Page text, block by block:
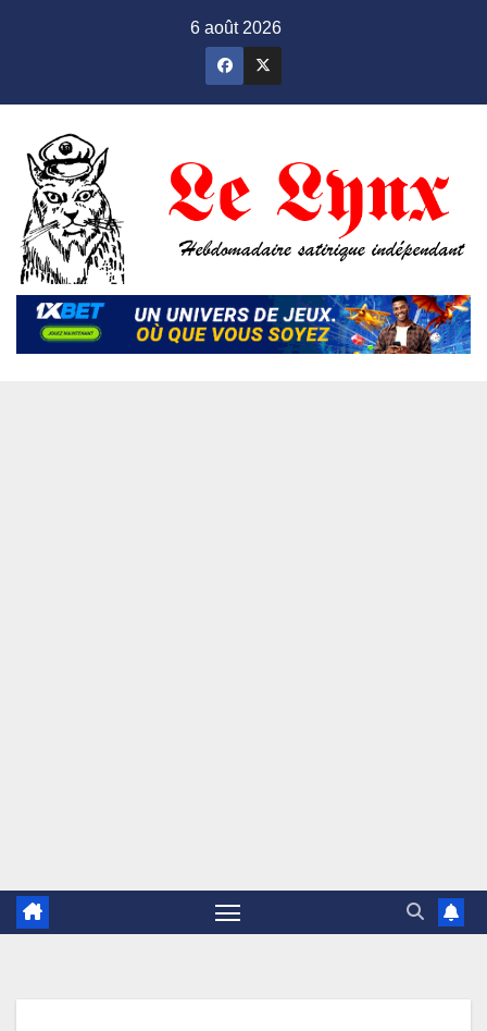
6 août 2026